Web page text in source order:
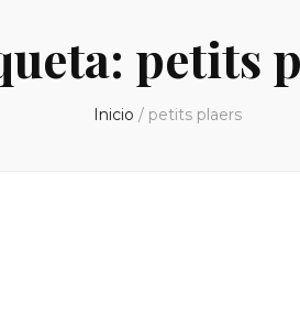
petits
Inicio / petits plaers